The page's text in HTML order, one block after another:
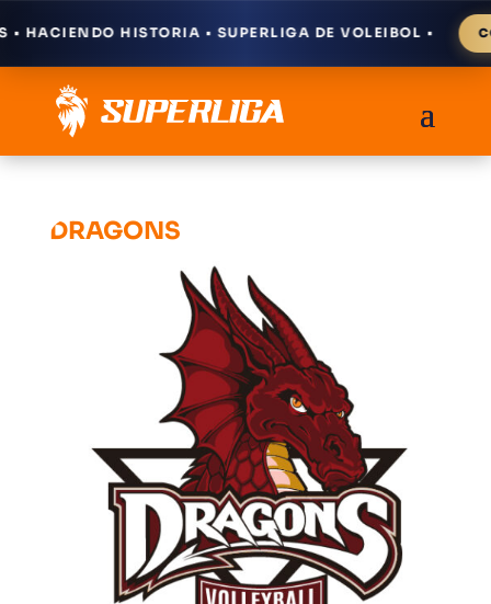
HISTORIA • SUPERLIGA DE VOLEIBOL •
DRAGONS